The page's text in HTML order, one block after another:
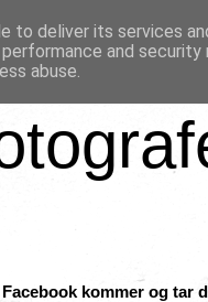
kommer og tar
to deliver its services
and
abuse.